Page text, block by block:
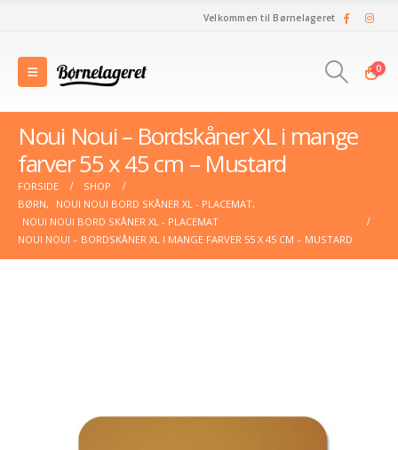
Velkommen til Børnelageret
0
Noui Noui – Bordskåner XL i mange
farver 55 x 45 cm – Mustard
FORSIDE
SHOP
BØRN, NOUI NOUI BORD SKÅNER XL - PLACEMAT,
NOUI NOUI BORD SKÅNER XL - PLACEMAT
NOUI NOUI – BORDSKÅNER XL I MANGE FARVER 55 X 45 CM – MUSTARD